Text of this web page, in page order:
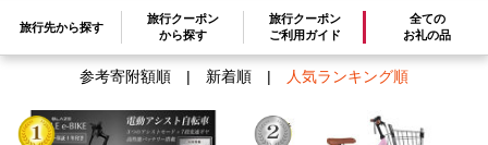
旅行先から探す
旅行クーポン
から探す
旅行クーポン
ご利用ガイド
全ての
お礼の品
検索結果一覧 1～5件 / 全5件
参考寄附額順| 新着順| 人気ランキング順